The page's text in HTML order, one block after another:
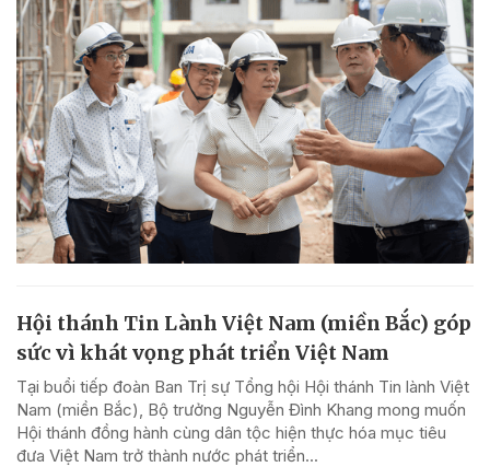
Hội thánh Tin Lành Việt Nam (miền Bắc) góp
sức vì khát vọng phát triển Việt Nam
Tại buổi tiếp đoàn Ban Trị sự Tổng hội Hội thánh Tin lành Việt
Nam (miền Bắc), Bộ trưởng Nguyễn Đình Khang mong muốn
Hội thánh đồng hành cùng dân tộc hiện thực hóa mục tiêu
đưa Việt Nam trở thành nước phát triển...